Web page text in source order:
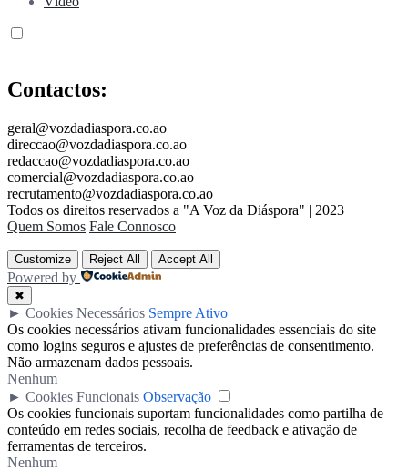
Contactos:
geral@vozdadiaspora.co.ao
direccao@vozdadiaspora.co.ao
redaccao@vozdadiaspora.co.ao
comercial@vozdadiaspora.co.ao
recrutamento@vozdadiaspora.co.ao
Todos os direitos reservados a "A Voz da Diáspora" | 2023
Quem Somos Fale Connosco
Customize Reject All Accept All
Powered by
✖
► Cookies Necessários Sempre Ativo
Os cookies necessários ativam funcionalidades essenciais do site
como logins seguros e ajustes de preferências de consentimento.
Não armazenam dados pessoais.
Nenhum
► Cookies Funcionais Observação
Os cookies funcionais suportam funcionalidades como partilha de
conteúdo em redes sociais, recolha de feedback e ativação de
ferramentas de terceiros.
Nenhum